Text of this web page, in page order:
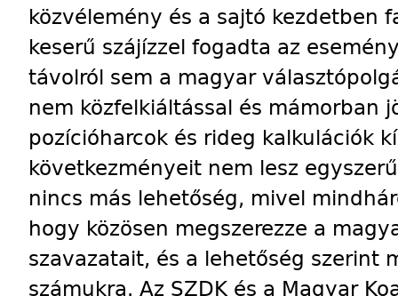
közvélemény és a sajtó kezdetben
keserű szájízzel fogadta az
távolról sem a magyar
nem közfelkiáltással és mámorban
pozícióharcok és rideg kalkulációk
következményeit nem lesz
nincs más lehetőség, mivel
hogy közösen megszerezze a
szavazatait, és a lehetőség szerint
számukra. Az SZDK és a Magyar